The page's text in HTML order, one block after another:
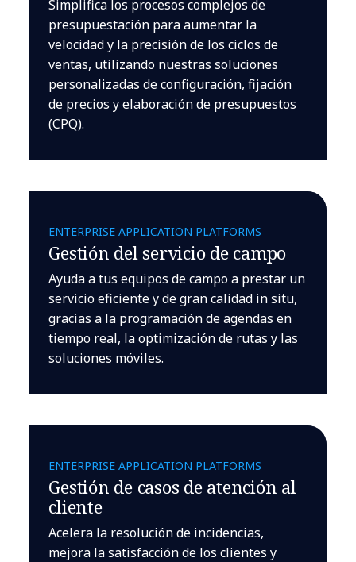
Simplifica los procesos complejos de
presupuestación para aumentar la
velocidad y la precisión de los ciclos de
ventas, utilizando nuestras soluciones
personalizadas de configuración, fijación
de precios y elaboración de presupuestos
(CPQ).
ENTERPRISE APPLICATION PLATFORMS
Gestión del servicio de campo
Ayuda a tus equipos de campo a prestar un
servicio eficiente y de gran calidad in situ,
gracias a la programación de agendas en
tiempo real, la optimización de rutas y las
soluciones móviles.
ENTERPRISE APPLICATION PLATFORMS
Gestión de casos de atención al
cliente
Acelera la resolución de incidencias,
mejora la satisfacción de los clientes y